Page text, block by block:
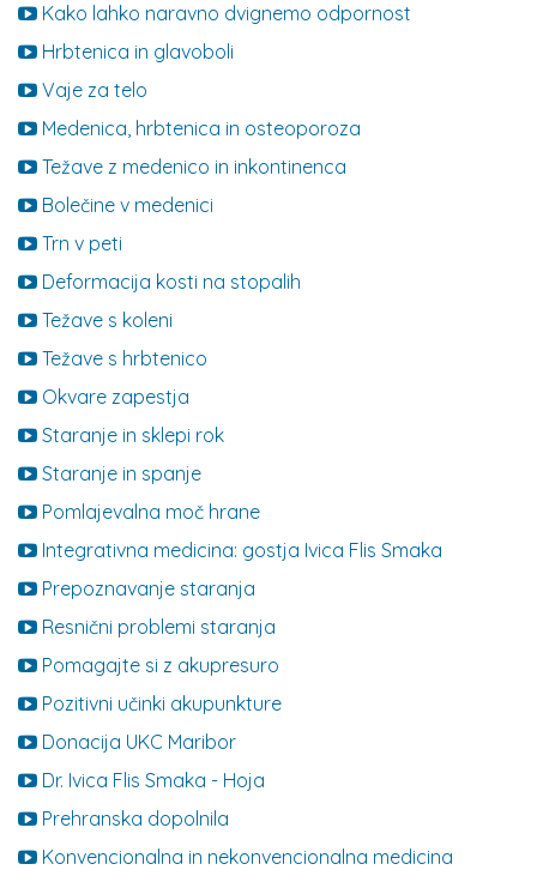
Kako lahko naravno dvignemo odpornost
Hrbtenica in glavoboli
Vaje za telo
Medenica, hrbtenica in osteoporoza
Težave z medenico in inkontinenca
Bolečine v medenici
Trn v peti
Deformacija kosti na stopalih
Težave s koleni
Težave s hrbtenico
Okvare zapestja
Staranje in sklepi rok
Staranje in spanje
Pomlajevalna moč hrane
Integrativna medicina: gostja Ivica Flis Smaka
Prepoznavanje staranja
Resnični problemi staranja
Pomagajte si z akupresuro
Pozitivni učinki akupunkture
Donacija UKC Maribor
Dr. Ivica Flis Smaka - Hoja
Prehranska dopolnila
Konvencionalna in nekonvencionalna medicina